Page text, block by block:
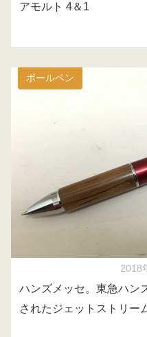
アモルト 4＆1
ボールペン
2018
ハンズメッセ。東急ハン
されたジェットストリー